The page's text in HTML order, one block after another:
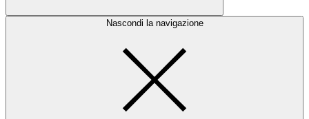
Nascondi la navigazione